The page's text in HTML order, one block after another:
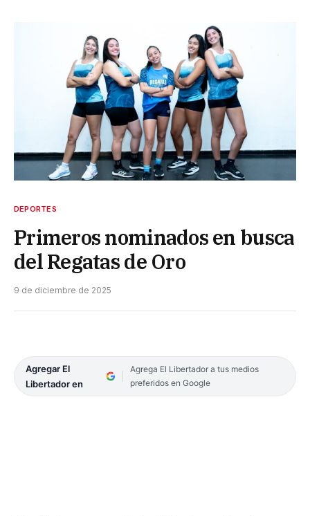
DEPORTES
Primeros nominados en busca
del Regatas de Oro
9 de diciembre de 2025
Agregar El
Libertador en
Agrega El Libertador a tus medios
preferidos en Google